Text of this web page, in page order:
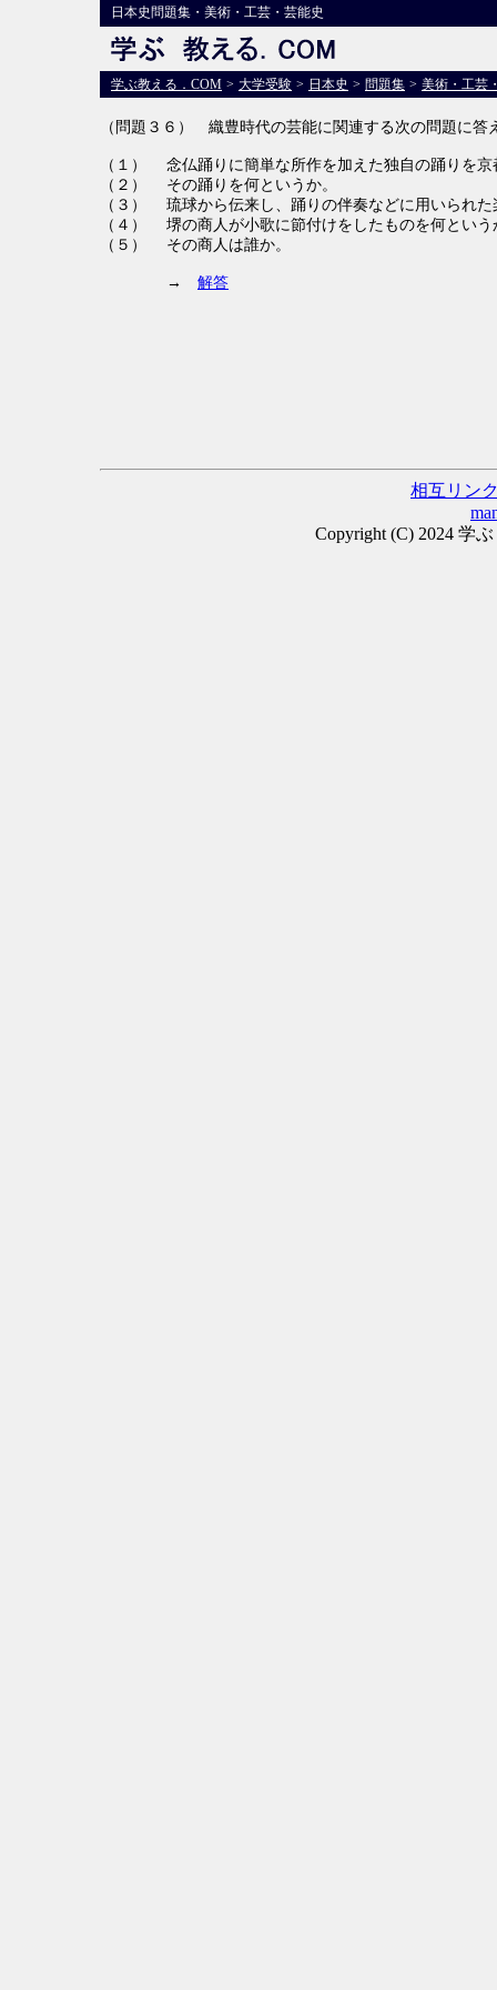
日本史問題集・美術・工芸・芸能史
学ぶ教える．COM > 大学受験 > 日本史 > 問題集 > 美術・工芸
（問題３６） 織豊時代の芸能に関連する次の問題に答
（１）
念仏踊りに簡単な所作を加えた独自の踊りを
（２）
その踊りを何というか。
（３）
琉球から伝来し、踊りの伴奏などに用いられ
（４）
堺の商人が小歌に節付けをしたものを何という
（５）
その商人は誰か。
→ 解答
相互リン
Copyright (C) 2024 学